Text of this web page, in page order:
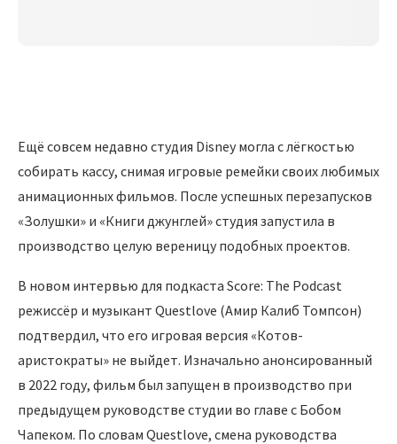
Ещё совсем недавно студия Disney могла с лёгкостью
собирать кассу, снимая игровые ремейки своих любимых
анимационных фильмов. После успешных перезапусков
«Золушки» и «Книги джунглей» студия запустила в
производство целую вереницу подобных проектов.
В новом интервью для подкаста Score: The Podcast
режиссёр и музыкант Questlove (Амир Калиб Томпсон)
подтвердил, что его игровая версия «Котов-
аристократы» не выйдет. Изначально анонсированный
в 2022 году, фильм был запущен в производство при
предыдущем руководстве студии во главе с Бобом
Чапеком. По словам Questlove, смена руководства